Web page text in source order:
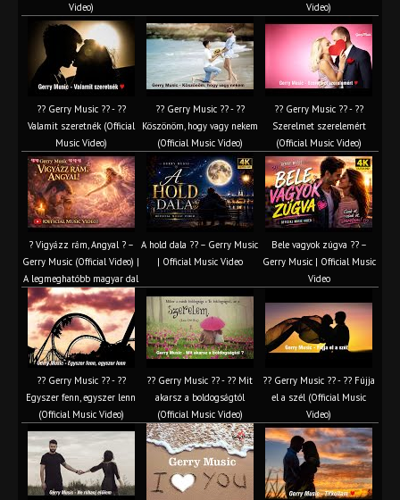
Video)
Video)
?? Gerry Music ?? - ??
Valamit szeretnék (Official
Music Video)
?? Gerry Music ?? - ??
Köszönöm, hogy vagy nekem
(Official Music Video)
?? Gerry Music ?? - ??
Szerelmet szerelemért
(Official Music Video)
? Vigyázz rám, Angyal ? –
Gerry Music (Official Video) |
A legmeghatóbb magyar dal
A hold dala ?? – Gerry Music
| Official Music Video
Bele vagyok zúgva ?? –
Gerry Music | Official Music
Video
?? Gerry Music ?? - ??
Egyszer fenn, egyszer lenn
(Official Music Video)
?? Gerry Music ?? - ?? Mit
akarsz a boldogságtól
(Official Music Video)
?? Gerry Music ?? - ?? Fújja
el a szél (Official Music
Video)